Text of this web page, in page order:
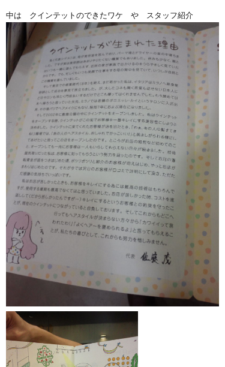
中は クインテットのできたワケ や スタッフ紹介